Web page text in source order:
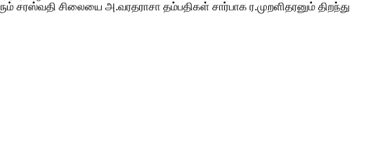
சரஸ்வதி சிலையை அ.வரதராசா தம்பதிகள் சார்பாக ர.முறளிதரனும் திறந்து